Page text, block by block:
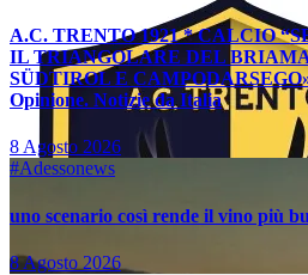
A.C. TRENTO 1921 * CALCIO
IL TRIANGOLARE DEL
SÜDTIROL E
Opinione. Notizie da Italia
8 Agosto 2026
#Adessonews
uno scenario così rende il vino più
8 Agosto 2026